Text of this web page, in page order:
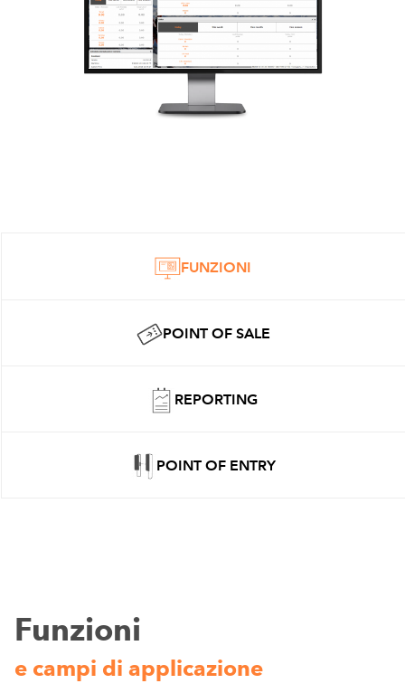
FUNZIONI
POINT OF SALE
REPORTING
POINT OF ENTRY
Funzioni
e campi di applicazione